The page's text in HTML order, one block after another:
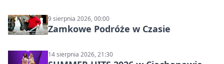
9 sierpnia 2026, 00:00
Zamkowe Podróże w Czasie
14 sierpnia 2026, 21:30